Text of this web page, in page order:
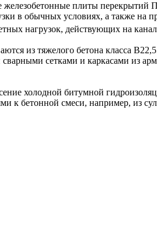
плиты перекрытий
в обычных условиях, а также
нагрузок, действующих на
из тяжелого бетона класса
сетками и каркасами из
холодной битумной
к бетонной смеси, например, из